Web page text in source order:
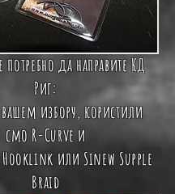
потребно да направите КД
Риг:
избору, користили
смоR-Curveи
Hooklink илиSinew Supple
Braid